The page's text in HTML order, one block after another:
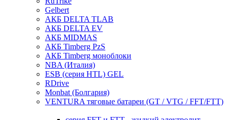
Gelbert
АКБ DELTA TLAB
АКБ DELTA EV
АКБ MIDMAS
АКБ Timberg PzS
АКБ Timberg моноблоки
NBA (Италия)
ESB (серия HTL) GEL
RDrive
Monbat (Болгария)
VENTURA тяговые батареи (GT / VTG / FFT/FTT)